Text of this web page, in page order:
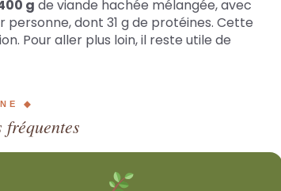
g de viande hachée mélangée, avec
personne, dont 31 g de protéines. Cette
Pour aller plus loin, il reste utile de
◆